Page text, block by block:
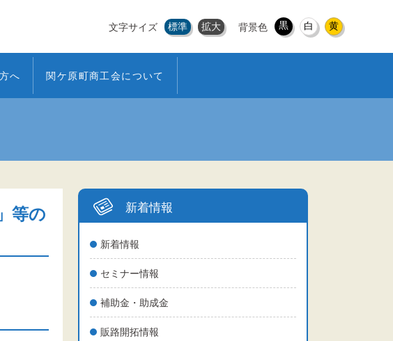
文字サイズ 標準 拡大 背景色 黒 白 黄
へ 関ケ原町商工会について
新着情報
新着情報
セミナー情報
補助金・助成金
販路開拓情報
等の